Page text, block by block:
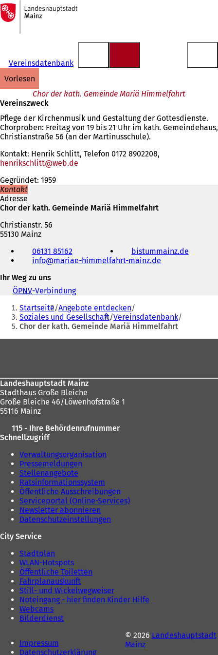
Inhalt anspringen
Zur
Startseite
Vereinsdatenbank
vorlesen
Chor der kath. Gemeinde Mariä Himmelfahrt
Vereinszweck
Pflege der Kirchenmusik und Gestaltung der Gottesdienste.
Chorproben: Freitag von 19 bis 21 Uhr im kath. Gemeindehaus,
Christianstraße 56 (an der Martinusschule).
Kontakt: Henrik Schlitt, Telefon 0172 8902208,
henrikschlitt
web de
Gegründet: 1959
Kontakt
Adresse
Chor der kath. Gemeinde Mariä Himmelfahrt
Christianstr. 56
55130 Mainz
Fax
und
Mail-
Adresse
06131 85162 bistummainz.de
n
info mariae-himmelfahrt-mainz de
Ihr Weg zu uns
ÖPNV-Verbindung(
f
f
n
e
i
n
e
e
n
T
a
b
)
Sie
befinden
sich
hier:
Startseite Angebote entdecken
Soziales und Gesellschaft Vereinsdatenbank
Chor der kath. Gemeinde Mariä Himmelfahrt
Landeshauptstadt Mainz
Stadthaus Große Bleiche
Große Bleiche 46/Löwenhofstraße 1
55116 Mainz
115 - Ihre Behördenrufnummer
Schnellzugriff
Verwaltungsorganisation
Pressemeldungen
Stellenangebote
Ratsinformationssystem
Öffentliche Ausschreibungen
Serviceportal (Online-Services)
Newsletter abonnieren
Datenschutzeinstellungen
City Service
Stadtplan
WLAN-Hotspots
Öffentliche Toiletten
Fahrplanauskunft
Still- und Wickelwegweiser
Noteingang - hier finden Kinder Hilfe
Webcams
Bilderdienst
Impressum
Datenschutzerklärung
© 2026 Landeshauptstadt
Mainz